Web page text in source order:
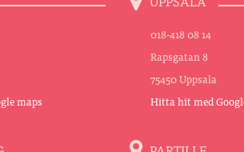
maps
018-418 08 14
Rapsgatan 8
75450 Uppsala
Hitta hit med